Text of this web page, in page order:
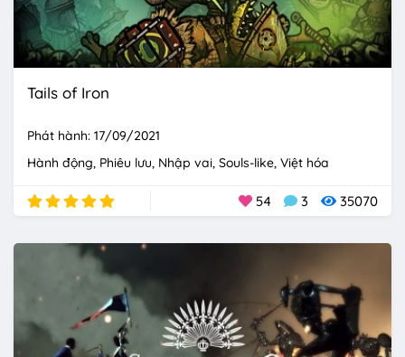
Tails of Iron
Phát hành: 17/09/2021
Hành động Phiêu lưu Nhập vai Souls-like Việt hóa
54 3 35070